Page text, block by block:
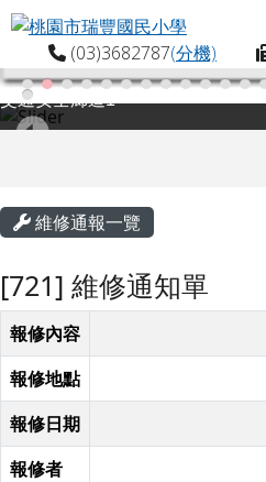
跳至主內容區
桃園市瑞豐國民小學
(03)3682787(分機)
交通安全廊道1
主內容區域
維修通報一覽
[721] 維修通知單
報修內容
報修地點
報修日期
報修者
頁尾區域